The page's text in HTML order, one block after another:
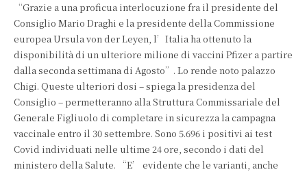
“Grazie a una proficua interlocuzione fra il presidente del
Consiglio Mario Draghi e la presidente della Commissione
europea Ursula von der Leyen, l’Italia ha ottenuto la
disponibilità di un ulteriore milione di vaccini Pfizer a partire
dalla seconda settimana di Agosto”. Lo rende noto palazzo
Chigi. Queste ulteriori dosi – spiega la presidenza del
Consiglio – permetteranno alla Struttura Commissariale del
Generale Figliuolo di completare in sicurezza la campagna
vaccinale entro il 30 settembre. Sono 5.696 i positivi ai test
Covid individuati nelle ultime 24 ore, secondo i dati del
ministero della Salute. “E’ evidente che le varianti, anche